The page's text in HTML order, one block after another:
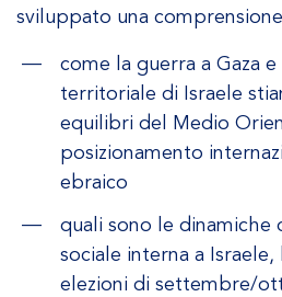
sviluppato una
come la guerra a Gaza
territoriale di Israele
equilibri del Medio
posizionamento
ebraico
quali sono le dinamiche
sociale interna a
elezioni di settembre/